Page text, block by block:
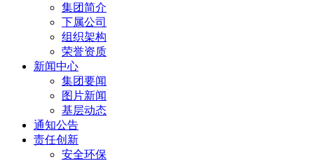
集团简介
下属公司
组织架构
荣誉资质
新闻中心
集团要闻
图片新闻
基层动态
通知公告
责任创新
安全环保